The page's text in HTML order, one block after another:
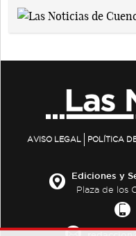
AVISO LEGAL POLÍTICA
Ediciones y
Plaza de los